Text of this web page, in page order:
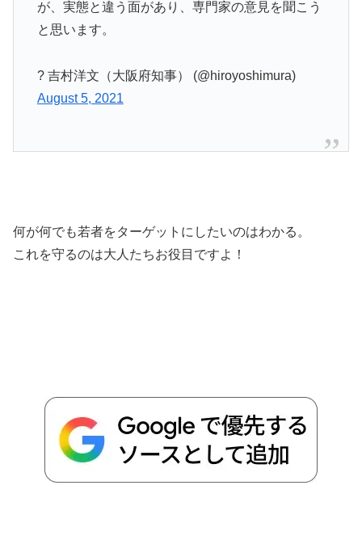
が、実態と違う面があり、専門家の意見を聞こう
と思います。
? 吉村洋文（大阪府知事） (@hiroyoshimura)
August 5, 2021
何が何でも若者をターゲットにしたいのはわかる。
これを守るのは大人たちお役目ですよ！